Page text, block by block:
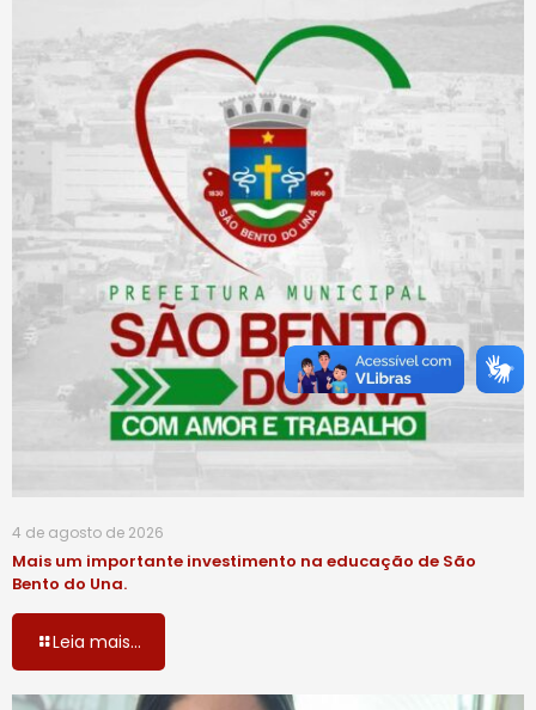
4 de agosto de 2026
Mais um importante investimento na educação de São
Bento do Una.
Leia mais...